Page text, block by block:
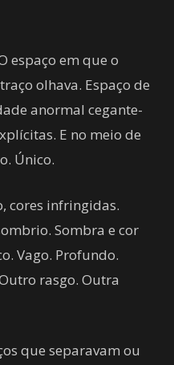
espaço em que o
olhava. Espaço de
anormal cegante-
E no meio de
Único.
cores infringidas.
Sombra e cor
Vago. Profundo.
rasgo. Outra
que separavam ou